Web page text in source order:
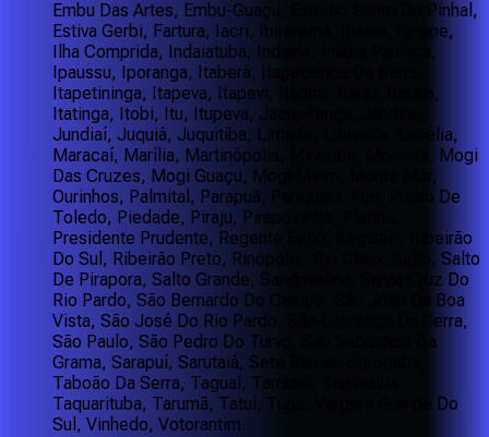
Embu Das Artes, Embu-Guaçu, Espírito Santo Do Pinhal,
Estiva Gerbi, Fartura, Iacri, Ibirarema, Ibiúna, Iguape,
Ilha Comprida, Indaiatuba, Indiana, Inúbia Paulista,
Ipaussu, Iporanga, Itaberá, Itapecerica Da Serra,
Itapetininga, Itapeva, Itapevi, Itararé, Itariri, Itatiba,
Itatinga, Itobi, Itu, Itupeva, Jacupiranga, Jandira,
Jundiaí, Juquiá, Juquitiba, Limeira, Louveira, Lucélia,
Maracaí, Marília, Martinópolis, Miracatu, Mococa, Mogi
Das Cruzes, Mogi Guaçu, Mogi Mirim, Monte Mor,
Ourinhos, Palmital, Parapuã, Pariquera-Açu, Pedro De
Toledo, Piedade, Piraju, Pirapozinho, Platina,
Presidente Prudente, Regente Feijó, Registro, Ribeirão
Do Sul, Ribeirão Preto, Rinópolis, Rio Claro, Salto, Salto
De Pirapora, Salto Grande, Sandovalina, Santa Cruz Do
Rio Pardo, São Bernardo Do Campo, São João Da Boa
Vista, São José Do Rio Pardo, São Lourenço Da Serra,
São Paulo, São Pedro Do Turvo, São Sebastião Da
Grama, Sarapuí, Sarutaiá, Sete Barras, Sorocaba,
Taboão Da Serra, Taguaí, Tambaú, Tapiratiba,
Taquarituba, Tarumã, Tatuí, Tupã, Vargem Grande Do
Sul, Vinhedo, Votorantim.